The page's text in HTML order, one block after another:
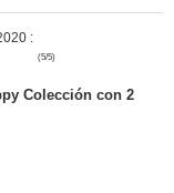
:
(5/5)
Colección con 2